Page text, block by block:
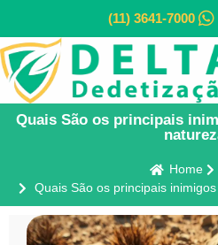
(11) 3641-7000
Quais São os principais
Home
Quais São os principais